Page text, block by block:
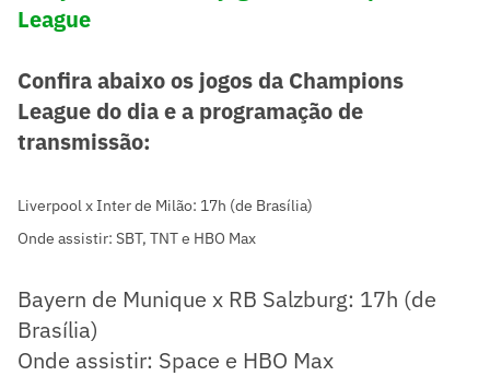
League
Confira abaixo os jogos da Champions
League do dia e a programação de
transmissão:
Liverpool x Inter de Milão: 17h (de Brasília)
Onde assistir: SBT, TNT e HBO Max
Bayern de Munique x RB Salzburg: 17h (de
Brasília)
Onde assistir: Space e HBO Max